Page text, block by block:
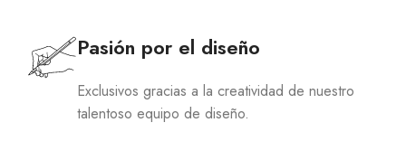
Pasión por el diseño
Exclusivos gracias a la creatividad de nuestro
talentoso equipo de diseño.